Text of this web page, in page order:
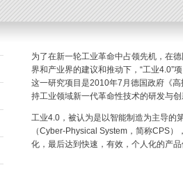
为了在新一轮工业革命中占领先机，在
界和产业界的建议和推动下，“工业4.0”
这一研究项目是2010年7月德国政府《
持工业领域新一代革命性技术的研发与
工业4.0，被认为是以智能制造为主导的
（Cyber-Physical System，简称CPS
化，最后达到快速，有效，个人化的产